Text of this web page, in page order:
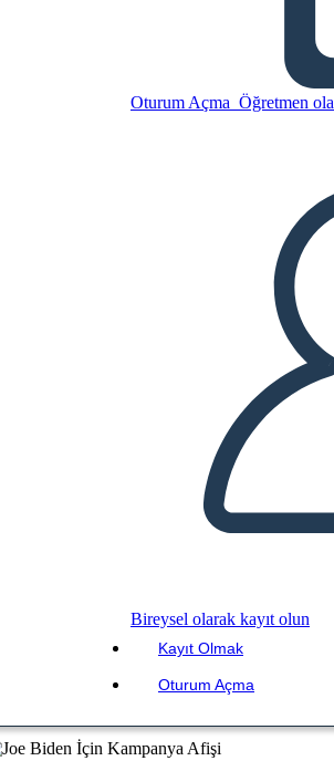
Oturum Açma Öğretmen
Bireysel olarak kayıt olun
Kayıt Olmak
Oturum Açma
Öykü Panosunu kopyala